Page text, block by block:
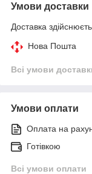
Умови доставки
Доставка
Нова Пошта
Всі умови
Умови оплати
Оплата на
Готівкою
Всі умови оплати